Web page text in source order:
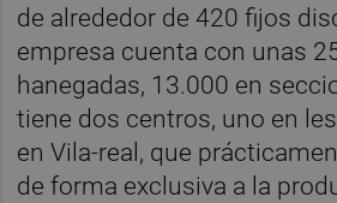
de alrededor de 420 fijos
empresa cuenta con unas
hanegadas, 13.000 en
tiene dos centros, uno en
en Vila-real, que
de forma exclusiva a la